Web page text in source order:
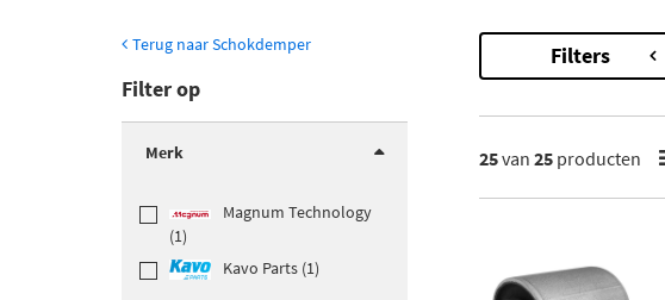
Terug naar Schokdemper
Filter op
Merk
Magnum Technology
(1)
Kavo Parts (1)
Filters
25van 25 producten